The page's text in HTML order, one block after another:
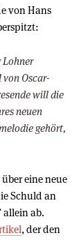
von Hans
Lohner
Oscar-
will die
neuen
gehört,
eine neue
Schuld an
allein ab.
, der den